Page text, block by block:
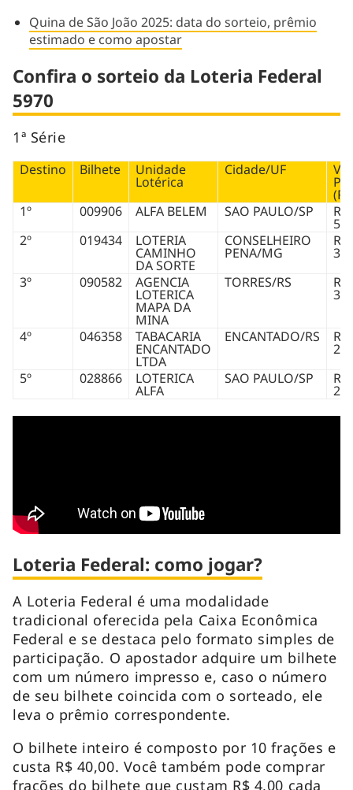
Quina de São João 2025: data do sorteio, prêmio
estimado e como apostar
Confira o sorteio da Loteria Federal
5970
1ª Série
Destino Bilhete Unidade
Lotérica
Cidade/UF
1º
009906 ALFA BELEM SAO PAULO/SP R$
2º
019434 LOTERIA
CAMINHO
DA SORTE
CONSELHEIRO
PENA/MG
R$
3º
090582 AGENCIA
LOTERICA
MAPA DA
MINA
TORRES/RS R$
4º 046358 TABACARIA
ENCANTADO
LTDA
ENCANTADO/RS R$
5º
028866 LOTERICA
ALFA
SAO PAULO/SP R$
Loteria Federal: como jogar?
A Loteria Federal é uma modalidade
tradicional oferecida pela Caixa Econômica
Federal e se destaca pelo formato simples de
participação. O apostador adquire um bilhete
com um número impresso e, caso o número
de seu bilhete coincida com o sorteado, ele
leva o prêmio correspondente.
O bilhete inteiro é composto por 10 frações e
custa R$ 40,00. Você também pode comprar
frações do bilhete que custam R$ 4,00 cada